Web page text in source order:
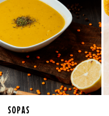
SOPAS